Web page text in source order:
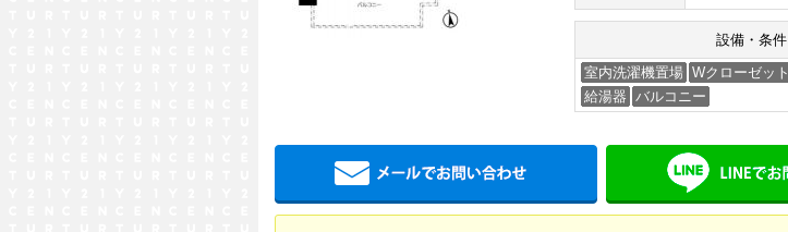
設備・条件
室内洗濯機置場 Wクローゼット
給湯器 バルコニー
メールでお問い合わせ